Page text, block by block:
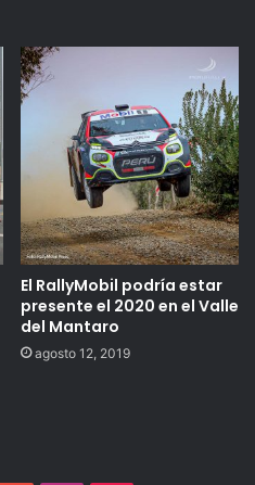
El RallyMobil podría estar
presente el 2020 en el Valle
del Mantaro
agosto 12, 2019